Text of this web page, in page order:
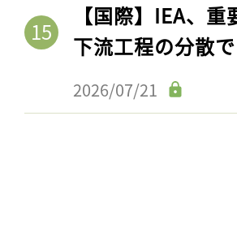
【国際】IEA、
下流工程の分散
2026/07/21